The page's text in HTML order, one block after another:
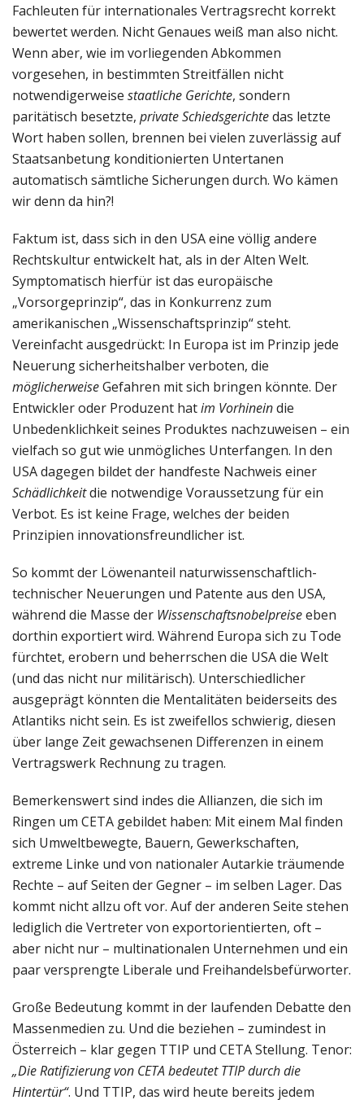
Fachleuten für internationales Vertragsrecht korrekt
bewertet werden. Nicht Genaues weiß man also nicht.
Wenn aber, wie im vorliegenden Abkommen
vorgesehen, in bestimmten Streitfällen nicht
notwendigerweise staatliche Gerichte, sondern
paritätisch besetzte, private Schiedsgerichtedas letzte
Wort haben sollen, brennen bei vielen zuverlässig auf
Staatsanbetung konditionierten Untertanen
automatisch sämtliche Sicherungen durch. Wo kämen
wir denn da hin?!
Faktum ist, dass sich in den USA eine völlig andere
Rechtskultur entwickelt hat, als in der Alten Welt.
Symptomatisch hierfür ist das europäische
„Vorsorgeprinzip“, das in Konkurrenz zum
amerikanischen „Wissenschaftsprinzip“ steht.
Vereinfacht ausgedrückt: In Europa ist im Prinzip jede
Neuerung sicherheitshalber verboten, die
möglicherweiseGefahren mit sich bringen könnte. Der
Entwickler oder Produzent hatim Vorhineindie
Unbedenklichkeit seines Produktes nachzuweisen – ein
vielfach so gut wie unmögliches Unterfangen. In den
USA dagegen bildet der handfeste Nachweis einer
Schädlichkeitdie notwendige Voraussetzung für ein
Verbot. Es ist keine Frage, welches der beiden
Prinzipien innovationsfreundlicher ist.
So kommt der Löwenanteil naturwissenschaftlich-
technischer Neuerungen und Patente aus den USA,
während die Masse der Wissenschaftsnobelpreiseeben
dorthin exportiert wird. Während Europa sich zu Tode
fürchtet, erobern und beherrschen die USA die Welt
(und das nicht nur militärisch). Unterschiedlicher
ausgeprägt könnten die Mentalitäten beiderseits des
Atlantiks nicht sein. Es ist zweifellos schwierig, diesen
über lange Zeit gewachsenen Differenzen in einem
Vertragswerk Rechnung zu tragen.
Bemerkenswert sind indes die Allianzen, die sich im
Ringen um CETA gebildet haben: Mit einem Mal finden
sich Umweltbewegte, Bauern, Gewerkschaften,
extreme Linke und von nationaler Autarkie träumende
Rechte – auf Seiten der Gegner – im selben Lager. Das
kommt nicht allzu oft vor. Auf der anderen Seite stehen
lediglich die Vertreter von exportorientierten, oft –
aber nicht nur – multinationalen Unternehmen und ein
paar versprengte Liberale und Freihandelsbefürworter.
Große Bedeutung kommt in der laufenden Debatte den
Massenmedien zu. Und die beziehen – zumindest in
Österreich – klar gegen TTIP und CETA Stellung. Tenor:
„Die Ratifizierung von CETA bedeutet TTIP durch die
Hintertür“. Und TTIP, das wird heute bereits jedem